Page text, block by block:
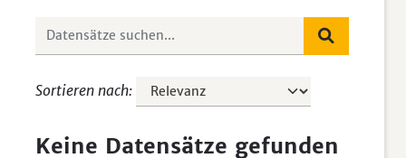
Sortieren nach
Keine Datensätze gefunden